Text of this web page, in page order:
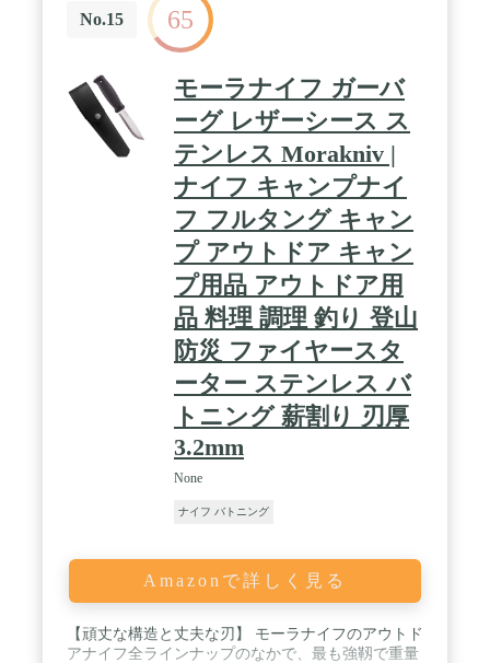
品：プラスチックシース、ファイヤースターター 生
産国：スウェーデン / ※正当な理由なくこの商品を
携帯することは法令により禁止されております。 /
します。
No.15 65
モーラナイフ ガーバ
ーグ レザーシース ス
テンレス Morakniv |
ナイフ キャンプナイ
フ フルタング キャン
プ アウトドア キャン
プ用品 アウトドア用
品 料理 調理 釣り 登山
防災 ファイヤースタ
ーター ステンレス バ
トニング 薪割り 刃厚
3.2mm
None
ナイフ バトニング
Amazonで詳しく見る
【頑丈な構造と丈夫な刃】 モーラナイフのアウトド
アナイフ全ラインナップのなかで、最も強靱で重量